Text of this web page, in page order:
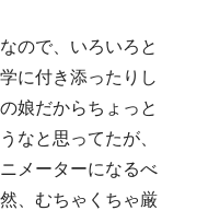
ので、いろいろと
に付き添ったりし
娘だからちょっと
なと思ってたが、
メーターになるべ
、むちゃくちゃ厳